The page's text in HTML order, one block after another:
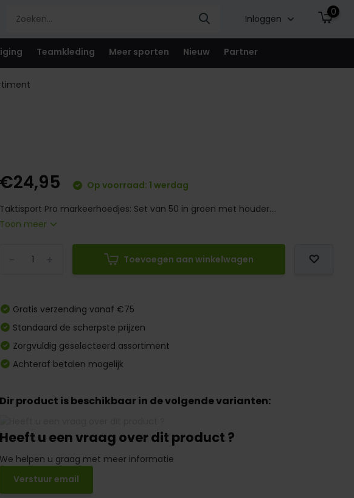
Inloggen
0
Teamkleding Meer sporten Nieuw Partner
€24,95
Op voorraad: 1 werdag
Taktisport Pro markeerhoedjes: Set van 50 in groen met houder....
Toon meer
Toevoegen aan winkelwagen
Gratis verzending vanaf €75
Standaard de scherpste prijzen
Zorgvuldig geselecteerd assortiment
Achteraf betalen mogelijk
Dir product is beschikbaar in de volgende varianten:
Heeft u een vraag over dit product ?
We helpen u graag met meer informatie
Verstuur email